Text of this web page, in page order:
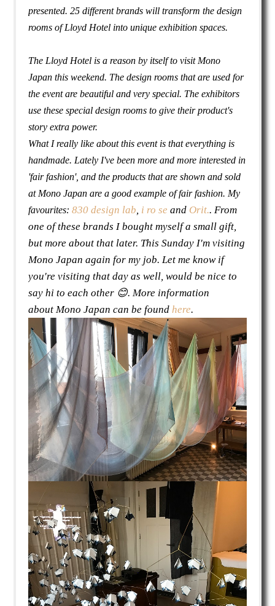
presented. 25 different brands willtransform the design
rooms of Lloyd Hotel into unique exhibition spaces.
The Lloyd Hotel is a reason by itself to visit Mono
Japan this weekend. The design rooms that are used for
the event are beautiful and very special. The exhibitors
use these special design rooms to give their product's
story extra power.
What I really like about this event is that everything is
handmade. Lately I've been more and more interested in
'fair fashion', and the products that are shown and sold
at Mono Japan are a good example of fair fashion. My
favourites:830 design lab i ro se and Orit.. From
one of these brands I bought myself a small gift,
but more about that later. This Sunday I'm visiting
Mono Japan again for my job. Let me know if
you're visiting that day as well, would be nice to
say hi to each other 😊. More information
about Mono Japan can be found here.